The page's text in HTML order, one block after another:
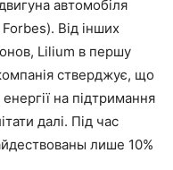
автомобіля
Від інших
Lilium в першу
стверджує, що
на підтримання
далі. Під час
лише 10%